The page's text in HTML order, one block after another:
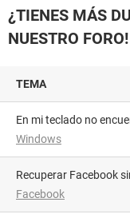
¿TIENES MÁS
NUESTRO FORO!
TEMA
En mi teclado no
Windows
Recuperar Facebook
Facebook